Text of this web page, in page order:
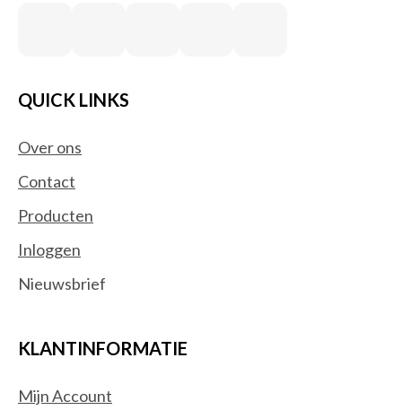
QUICK LINKS
Over ons
Contact
Producten
Inloggen
Nieuwsbrief
KLANTINFORMATIE
Mijn Account